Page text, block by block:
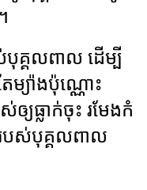
គ្គលពាល ដើម្បី
ម្យ៉ាងប៉ុណ្ណោះ
យធ្លាក់ចុះ រមែងកំ
បស់បុគ្គលពាល